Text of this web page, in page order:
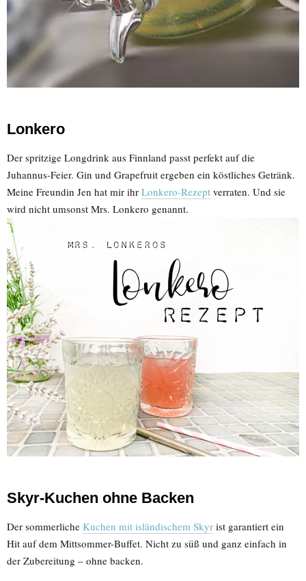
Lonkero
Der spritzige Longdrink aus Finnland passt perfekt auf die
Juhannus-Feier. Gin und Grapefruit ergeben ein köstliches Getränk.
Meine Freundin Jen hat mir ihr Lonkero-Rezept verraten. Und sie
wird nicht umsonst Mrs. Lonkero genannt.
Skyr-Kuchen ohne Backen
Der sommerliche Kuchen mit isländischem Skyr ist garantiert ein
Hit auf dem Mittsommer-Buffet. Nicht zu süß und ganz einfach in
der Zubereitung – ohne backen.